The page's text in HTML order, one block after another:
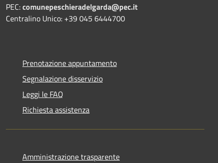
PEC:comunepeschieradelgarda@pec.it
Centralino Unico: +39 045 6444700
Prenotazione appuntamento
Segnalazione disservizio
Leggi le FAQ
Richiesta assistenza
Amministrazione trasparente